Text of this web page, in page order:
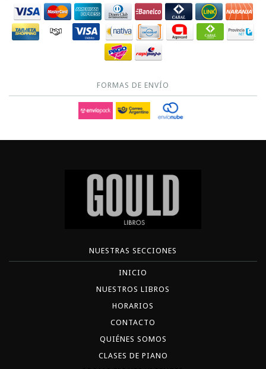
FORMAS DE ENVÍO
NUESTRAS SECCIONES
INICIO
NUESTROS LIBROS
HORARIOS
CONTACTO
QUIÉNES SOMOS
CLASES DE PIANO